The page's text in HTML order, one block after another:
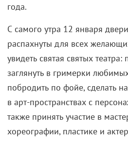
года.
С самого утра 12 января
распахнуты для всех
увидеть святая святых театра:
заглянуть в гримерки
побродить по фойе, сделать
в арт-пространствах с
также принять участие в
хореографии, пластике и